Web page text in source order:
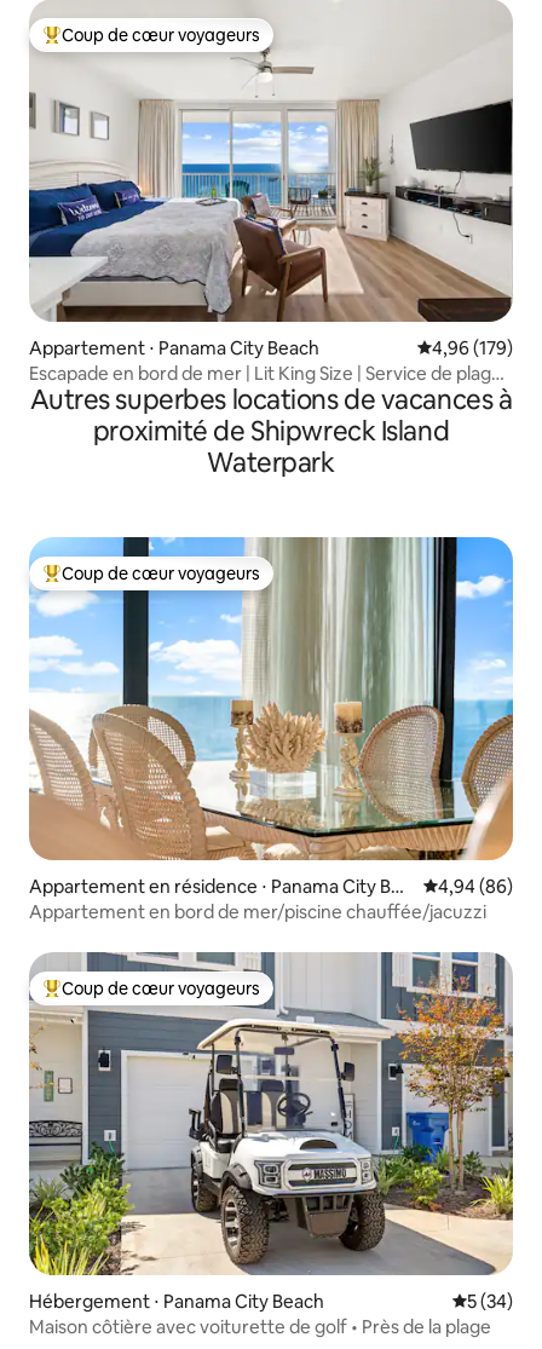
Coups de cœur voyageurs les plus appréciés
Coup de cœur voyageurs
Appartement ⋅ Panama City Beach Évaluation
4,96 (179)
Escapade en bord de mer | Lit King Size | Service de plage
GRATUIT
Autres superbes locations de vacances à
proximité de Shipwreck Island
Waterpark
Coups de cœur voyageurs les plus appréciés
Coup de cœur voyageurs
Appartement en résidence ⋅ Panama City Bea
ch
Évaluation
4,94 (86)
Appartement en bord de mer/piscine chauffée/jacuzzi
Coups de cœur voyageurs les plus appréciés
Coup de cœur voyageurs
Hébergement ⋅ Panama City Beach
5 (34)
Maison côtière avec voiturette de golf • Près de la plage